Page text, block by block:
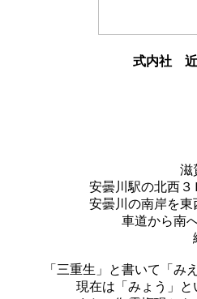
式内社
滋
安曇川駅の北西３
安曇川の南岸を東
車道から南
「三重生」と書いて「み
現在は「みょう」と